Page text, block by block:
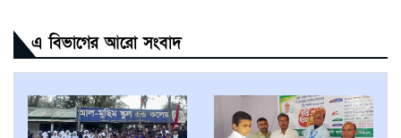
এ বিভাগের আরো সংবাদ